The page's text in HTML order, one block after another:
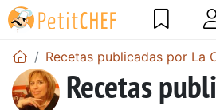
Recetas publicadas por La
Recetas